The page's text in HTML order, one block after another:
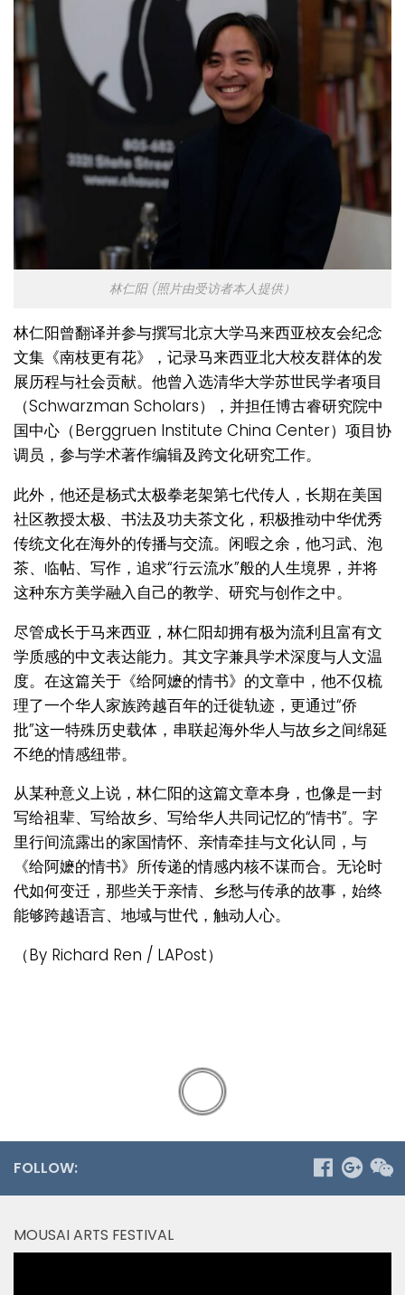
林仁阳 (照片由受访者本人提供）
林仁阳曾翻译并参与撰写北京大学马来西亚校友会纪念
文集《南枝更有花》，记录马来西亚北大校友群体的发
展历程与社会贡献。他曾入选清华大学苏世民学者项目
（Schwarzman Scholars），并担任博古睿研究院中
国中心（Berggruen Institute China Center）项目协
调员，参与学术著作编辑及跨文化研究工作。
此外，他还是杨式太极拳老架第七代传人，长期在美国
社区教授太极、书法及功夫茶文化，积极推动中华优秀
传统文化在海外的传播与交流。闲暇之余，他习武、泡
茶、临帖、写作，追求“行云流水”般的人生境界，并将
这种东方美学融入自己的教学、研究与创作之中。
尽管成长于马来西亚，林仁阳却拥有极为流利且富有文
学质感的中文表达能力。其文字兼具学术深度与人文温
度。在这篇关于《给阿嬷的情书》的文章中，他不仅梳
理了一个华人家族跨越百年的迁徙轨迹，更通过“侨
批”这一特殊历史载体，串联起海外华人与故乡之间绵延
不绝的情感纽带。
从某种意义上说，林仁阳的这篇文章本身，也像是一封
写给祖辈、写给故乡、写给华人共同记忆的“情书”。字
里行间流露出的家国情怀、亲情牵挂与文化认同，与
《给阿嬷的情书》所传递的情感内核不谋而合。无论时
代如何变迁，那些关于亲情、乡愁与传承的故事，始终
能够跨越语言、地域与世代，触动人心。
（By Richard Ren / LAPost）
FOLLOW:
MOUSAI ARTS FESTIVAL